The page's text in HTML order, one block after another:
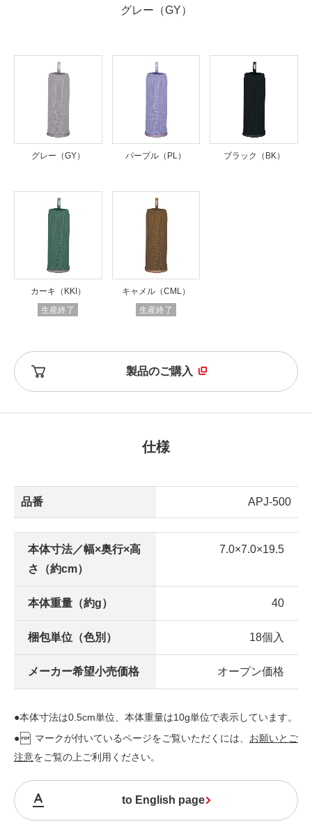
グレー（GY）
グレー（GY） パープル（PL） ブラック（BK）
カーキ（KKI）
生産終了
キャメル（CML）
生産終了
製品のご購入
仕様
品番 APJ-500
本体寸法／幅×奥行×高
さ（約cm）
7.0×7.0×19.5
本体重量（約g） 40
梱包単位（色別） 18個入
メーカー希望小売価格 オープン価格
●本体寸法は0.5cm単位、本体重量は10g単位で表示しています。
●
マークが付いているページをご覧いただくには、 お願いとご
注意をご覧の上ご利用ください。
to English page